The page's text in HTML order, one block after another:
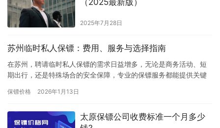
（2025最新版）
2025年7月28日
苏州临时私人保镖：费用、服务与选择指南
在苏州，聘请临时私人保镖的需求日益增多，无论是商务活动、短
期出行，还是特殊场合的安全保障，专业的保镖服务都能提供关键
用构成…
保镖价格 2026年1月13日
太原保镖公司收费标准一个月多少